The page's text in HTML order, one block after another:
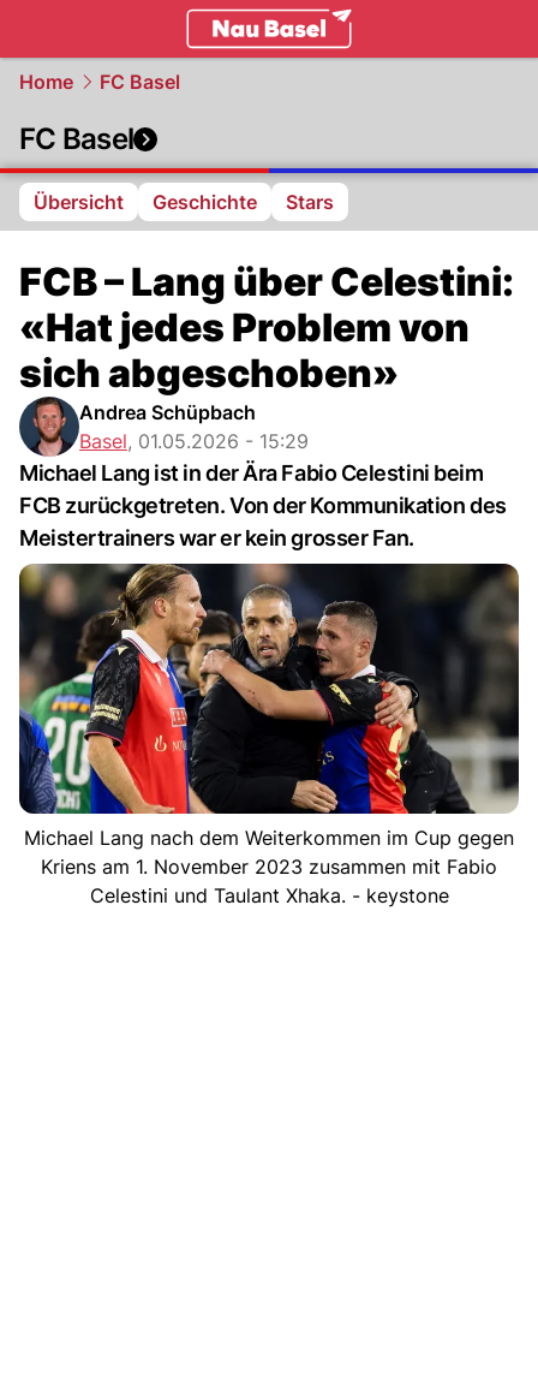
Home FC Basel
FC Basel
Übersicht Geschichte Stars
FCB – Lang über Celestini:
«Hat jedes Problem von
sich abgeschoben»
Andrea Schüpbach
Basel, 01.05.2026 - 15:29
Michael Lang ist in der Ära Fabio Celestini beim
FCB zurückgetreten. Von der Kommunikation des
Meistertrainers war er kein grosser Fan.
Michael Lang nach dem Weiterkommen im Cup gegen
Kriens am 1. November 2023 zusammen mit Fabio
Celestini und Taulant Xhaka. - keystone